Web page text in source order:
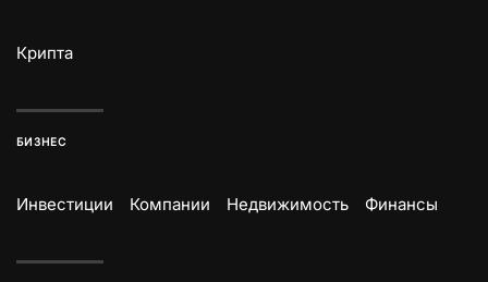
Крипта
БИЗНЕС
Инвестиции Компании Недвижимость Финансы